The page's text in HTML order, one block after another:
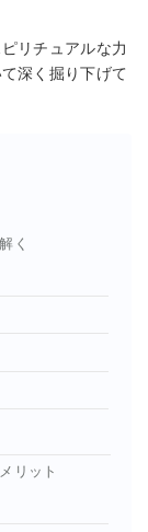
リチュアルな力
深く掘り下げて
く
リット